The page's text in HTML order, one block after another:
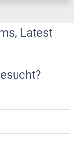
Latest